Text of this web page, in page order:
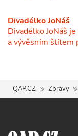
Divadélko JoNáš
Divadélko JoNáš
a vývěsním štítem
QAP.CZ Zprávy